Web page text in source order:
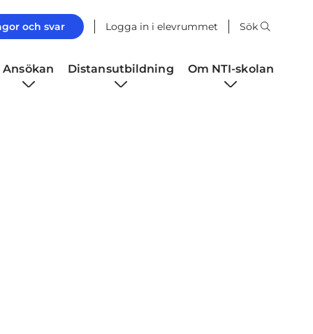
och svar Logga in i elevrummet Sök
Ansökan Distansutbildning Om NTI-skolan